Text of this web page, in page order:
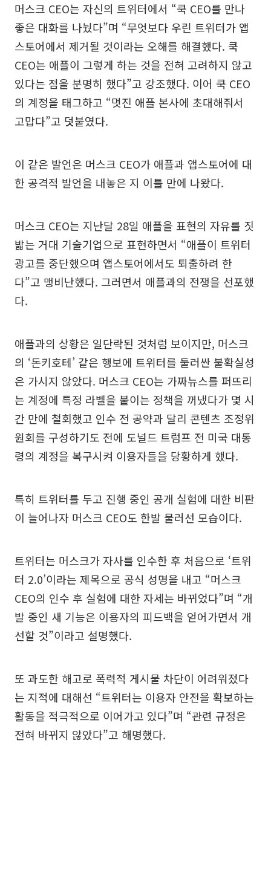
머스크 CEO는 자신의 트위터에서 “쿡 CEO를 만나
좋은 대화를 나눴다”며 “무엇보다 우린 트위터가 앱
스토어에서 제거될 것이라는 오해를 해결했다. 쿡
CEO는 애플이 그렇게 하는 것을 전혀 고려하지 않고
있다는 점을 분명히 했다”고 강조했다. 이어 쿡 CEO
의 계정을 태그하고 “멋진 애플 본사에 초대해줘서
고맙다”고 덧붙였다.
이 같은 발언은 머스크 CEO가 애플과 앱스토어에 대
한 공격적 발언을 내놓은 지 이틀 만에 나왔다.
머스크 CEO는 지난달 28일 애플을 표현의 자유를 짓
밟는 거대 기술기업으로 표현하면서 “애플이 트위터
광고를 중단했으며 앱스토어에서도 퇴출하려 한
다”고 맹비난했다. 그러면서 애플과의 전쟁을 선포했
다.
애플과의 상황은 일단락된 것처럼 보이지만, 머스크
의 ‘돈키호테’ 같은 행보에 트위터를 둘러싼 불확실성
은 가시지 않았다. 머스크 CEO는 가짜뉴스를 퍼뜨리
는 계정에 특정 라벨을 붙이는 정책을 꺼냈다가 몇 시
간 만에 철회했고 인수 전 공약과 달리 콘텐츠 조정위
원회를 구성하기도 전에 도널드 트럼프 전 미국 대통
령의 계정을 복구시켜 이용자들을 당황하게 했다.
특히 트위터를 두고 진행 중인 공개 실험에 대한 비판
이 늘어나자 머스크 CEO도 한발 물러선 모습이다.
트위터는 머스크가 자사를 인수한 후 처음으로 ‘트위
터 2.0’이라는 제목으로 공식 성명을 내고 “머스크
CEO의 인수 후 실험에 대한 자세는 바뀌었다”며 “개
발 중인 새 기능은 이용자의 피드백을 얻어가면서 개
선할 것”이라고 설명했다.
또 과도한 해고로 폭력적 게시물 차단이 어려워졌다
는 지적에 대해선 “트위터는 이용자 안전을 확보하는
활동을 적극적으로 이어가고 있다”며 “관련 규정은
전혀 바뀌지 않았다”고 해명했다.